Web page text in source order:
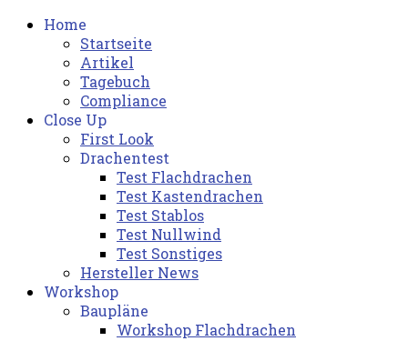
Home
Startseite
Artikel
Tagebuch
Compliance
Close Up
First Look
Drachentest
Test Flachdrachen
Test Kastendrachen
Test Stablos
Test Nullwind
Test Sonstiges
Hersteller News
Workshop
Baupläne
Workshop Flachdrachen